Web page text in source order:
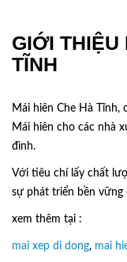
GIỚI THIỆU
TĨNH
Mái hiên Che Hà Tĩnh,
Mái hiên cho các nhà
đình.
Với tiêu chí lấy chất
sự phát triển bền vững
xem thêm tại :
mai xep di dong, mai